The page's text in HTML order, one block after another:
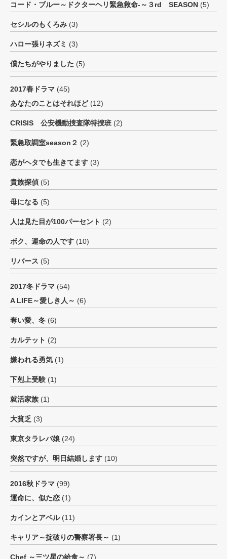
コード・ブルー～ドクターヘリ緊急救命-～３rd SEASON (5)
セシルのもくろみ (3)
ハロー張りネズミ (3)
僕たちがやりました (5)
2017春ドラマ (45)
あなたのことはそれほど(12)
CRISIS 公安機動捜査隊特捜班 (2)
緊急取調室season２ (2)
恋がヘタでも生きてます (3)
貴族探偵 (5)
母になる (5)
人は見た目が100パーセント (2)
ボク、運命の人です (10)
リバース (5)
2017冬ドラマ (54)
A LIFE～愛しき人～ (6)
奪い愛、冬 (6)
カルテット (2)
嫌われる勇気 (1)
下剋上受験 (1)
就活家族 (1)
大貧乏 (3)
東京タラレバ娘 (24)
突然ですが、明日結婚します (10)
2016秋ドラマ (99)
運命に、似た恋 (1)
カインとアベル(11)
キャリア～掟破りの警察署長～ (1)
Chef ～三ツ星の給食～ (7)